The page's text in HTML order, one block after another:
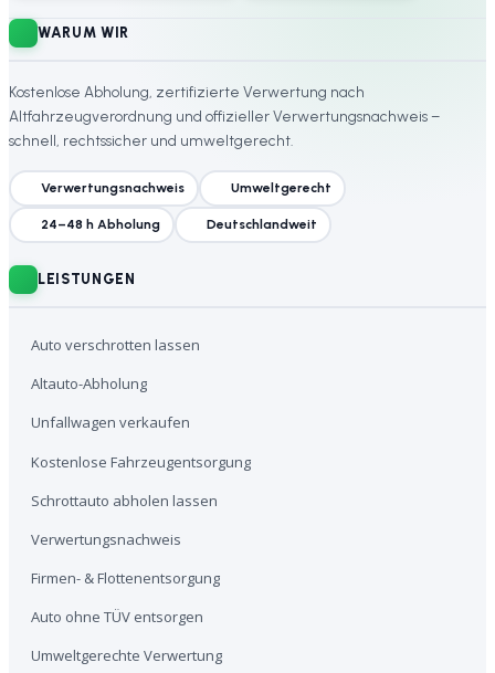
WARUM WIR
Kostenlose Abholung, zertifizierte Verwertung nach
Altfahrzeugverordnung und offizieller Verwertungsnachweis –
schnell, rechtssicher und umweltgerecht.
Verwertungsnachweis Umweltgerecht
24–48 h Abholung Deutschlandweit
LEISTUNGEN
Auto verschrotten lassen
Altauto-Abholung
Unfallwagen verkaufen
Kostenlose Fahrzeugentsorgung
Schrottauto abholen lassen
Verwertungsnachweis
Firmen- & Flottenentsorgung
Auto ohne TÜV entsorgen
Umweltgerechte Verwertung